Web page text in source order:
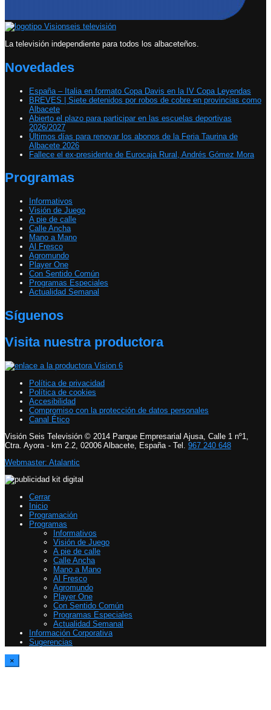
La televisión independiente para todos los albaceteños.
Novedades
España – Italia en formato Copa Davis en la IV Copa Leyendas
BREVES | Siete detenidos por robos de cobre en provincias como
Albacete
Abierto el plazo para participar en las escuelas deportivas
2026/2027
Últimos días para renovar los abonos de la Feria Taurina de
Albacete 2026
Fallece el ex-presidente de Eurocaja Rural, Andrés Gómez Mora
Programas
Informativos
Visión de Juego
A pie de calle
Calle Ancha
Mano a Mano
Al Fresco
Agromundo
Player One
Con Sentido Común
Programas Especiales
Actualidad Semanal
Síguenos
Visita nuestra productora
Política de privacidad
Política de cookies
Accesibilidad
Compromiso con la protección de datos personales
Canal Ético
Visión Seis Televisión © 2014 Parque Empresarial Ajusa, Calle 1 nº1,
Ctra. Ayora - km 2.2, 02006 Albacete, España - Tel. 967 240 648
Webmaster: Atalantic
Cerrar
Inicio
Programación
Programas
Informativos
Visión de Juego
A pie de calle
Calle Ancha
Mano a Mano
Al Fresco
Agromundo
Player One
Con Sentido Común
Programas Especiales
Actualidad Semanal
Información Corporativa
Sugerencias
×